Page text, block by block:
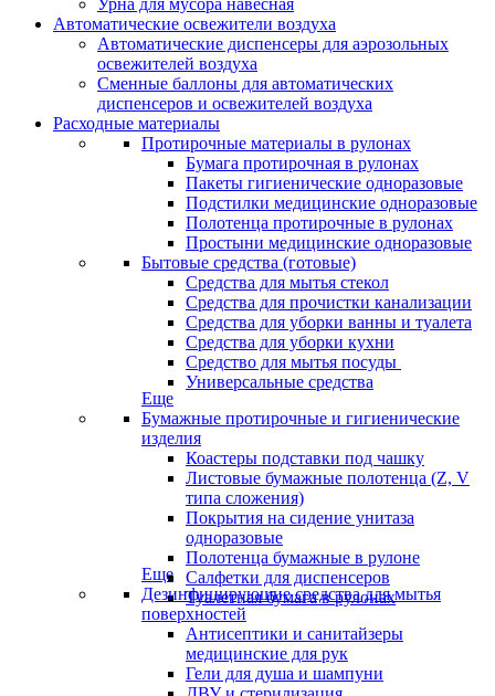
Урна для мусора навесная
Автоматические освежители воздуха
Автоматические диспенсеры для аэрозольных
освежителей воздуха
Сменные баллоны для автоматических
диспенсеров и освежителей воздуха
Расходные материалы
Протирочные материалы в рулонах
Бумага протирочная в рулонах
Пакеты гигиенические одноразовые
Подстилки медицинские одноразовые
Полотенца протирочные в рулонах
Простыни медицинские одноразовые
Бытовые средства (готовые)
Средства для мытья стекол
Средства для прочистки канализации
Средства для уборки ванны и туалета
Средства для уборки кухни
Средство для мытья посуды
Универсальные средства
Еще
Бумажные протирочные и гигиенические
изделия
Коастеры подставки под чашку
Листовые бумажные полотенца (Z, V
типа сложения)
Покрытия на сидение унитаза
одноразовые
Полотенца бумажные в рулоне
Салфетки для диспенсеров
Туалетная бумага в рулонах
Еще
Дезинфицирующие средства для мытья
поверхностей
Антисептики и санитайзеры
медицинские для рук
Гели для душа и шампуни